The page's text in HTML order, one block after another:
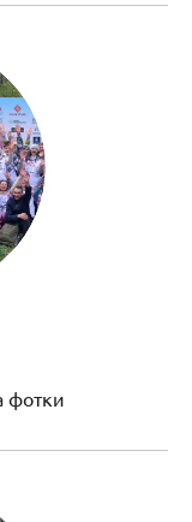
фотки